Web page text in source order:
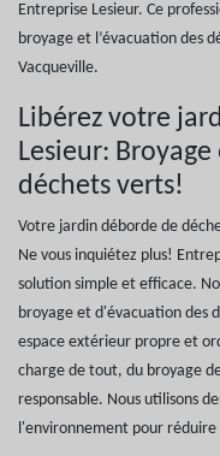
Entreprise Lesieur. Ce
broyage et l’évacuation des
Vacqueville.
Libérez votre
Lesieur:
déchets verts!
Votre jardin déborde de
Ne vous inquiétez plus!
solution simple et efficace.
broyage et d'évacuation des
espace extérieur propre et
charge de tout, du broyage
responsable. Nous utilisons
l'environnement pour